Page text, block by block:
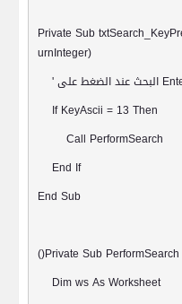
Private Sub
urnInteger)
'البحث عند الضغط على
If KeyAscii = 13 Then
Call PerformSearch
End If
End Sub
()Private Sub PerformSearch
Dim ws As Worksheet